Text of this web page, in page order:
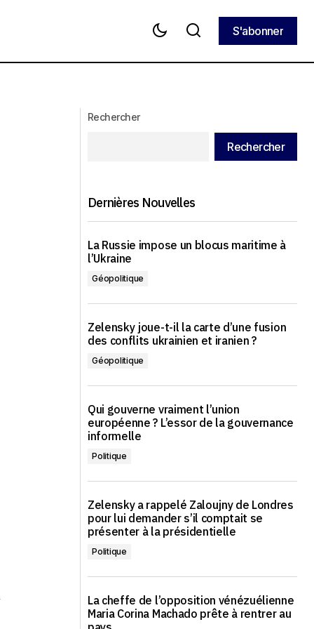
S'abonner
Rechercher
Rechercher
Dernières Nouvelles
La Russie impose un blocus maritime à
l’Ukraine
Géopolitique
Zelensky joue-t-il la carte d’une fusion
des conflits ukrainien et iranien ?
Géopolitique
Qui gouverne vraiment l’union
européenne ? L’essor de la gouvernance
informelle
Politique
Zelensky a rappelé Zaloujny de Londres
pour lui demander s’il comptait se
présenter à la présidentielle
Politique
La cheffe de l’opposition vénézuélienne
Maria Corina Machado prête à rentrer au